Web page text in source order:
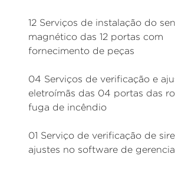
12 Serviços de instalação do
magnético das 12 portas com
fornecimento de peças
04 Serviços de verificação e
eletroímãs das 04 portas das
fuga de incêndio
01 Serviço de verificação de
ajustes no software de